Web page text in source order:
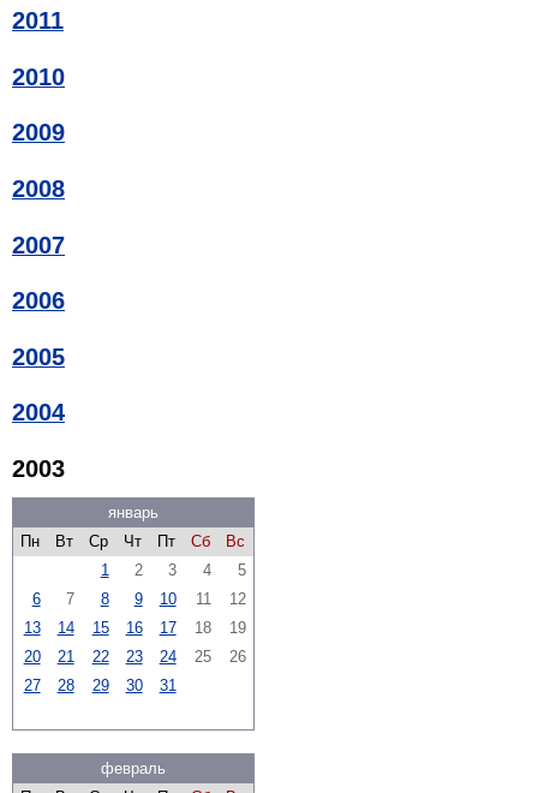
2011
2010
2009
2008
2007
2006
2005
2004
2003
январь
Пн
Вт Ср Чт Пт Сб
Вс
1
2 3 4
5
6
7 8 9 10 11
12
13
14 15 16 17 18
19
20
21 22 23 24 25
26
27
28 29 30 31
февраль